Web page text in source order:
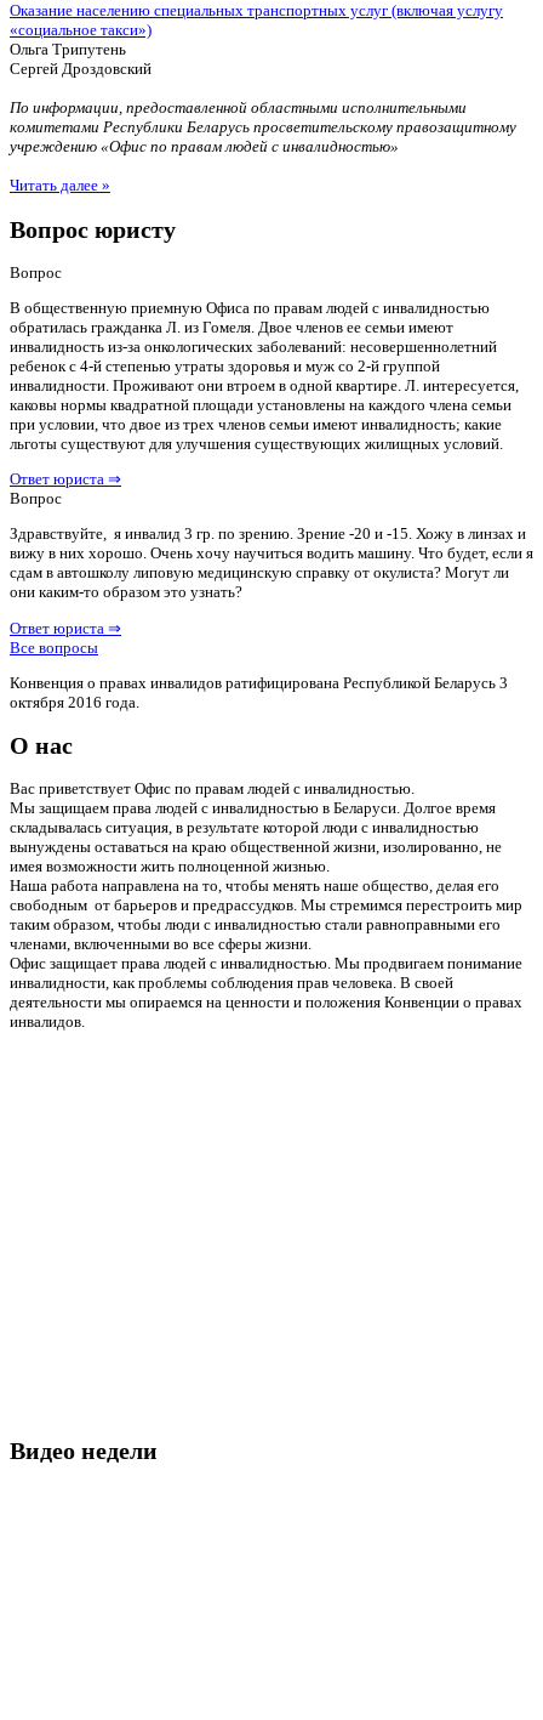
Оказание населению специальных транспортных услуг (включая услугу
«социальное такси»)
Ольга Трипутень
Сергей Дроздовский
По информации, предоставленной областными исполнительными
комитетами Республики Беларусь просветительскому правозащитному
учреждению «Офис по правам людей с инвалидностью»
Читать далее »
Вопрос юристу
Вопрос
В общественную приемную Офиса по правам людей с инвалидностью
обратилась гражданка Л. из Гомеля. Двое членов ее семьи имеют
инвалидность из-за онкологических заболеваний: несовершеннолетний
ребенок с 4-й степенью утраты здоровья и муж со 2-й группой
инвалидности. Проживают они втроем в одной квартире. Л. интересуется,
каковы нормы квадратной площади установлены на каждого члена семьи
при условии, что двое из трех членов семьи имеют инвалидность; какие
льготы существуют для улучшения существующих жилищных условий.
Ответ юриста ⇒
Вопрос
Здравствуйте, я инвалид 3 гр. по зрению. Зрение -20 и -15. Хожу в линзах и
вижу в них хорошо. Очень хочу научиться водить машину. Что будет, если я
сдам в автошколу липовую медицинскую справку от окулиста? Могут ли
они каким-то образом это узнать?
Ответ юриста ⇒
Все вопросы
Конвенция о правах инвалидов ратифицирована Республикой Беларусь 3
октября 2016 года.
О нас
Вас приветствует Офис по правам людей с инвалидностью.
Мы защищаем права людей с инвалидностью в Беларуси. Долгое время
складывалась ситуация, в результате которой люди с инвалидностью
вынуждены оставаться на краю общественной жизни, изолированно, не
имея возможности жить полноценной жизнью.
Наша работа направлена на то, чтобы менять наше общество, делая его
свободным от барьеров и предрассудков. Мы стремимся перестроить мир
таким образом, чтобы люди с инвалидностью стали равноправными его
членами, включенными во все сферы жизни.
Офис защищает права людей с инвалидностью. Мы продвигаем понимание
инвалидности, как проблемы соблюдения прав человека. В своей
деятельности мы опираемся на ценности и положения Конвенции о правах
инвалидов.
Видео недели